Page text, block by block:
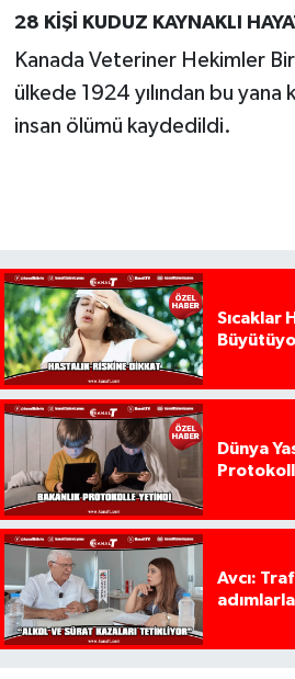
28 KİŞİ KUDUZ KAYNAKLI
Kanada Veteriner Hekimler
ülkede 1924 yılından bu yana
insan ölümü kaydedildi.
Sıcaklar
Dünya
Avcı: